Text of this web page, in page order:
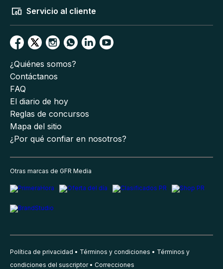
Servicio al cliente
¿Quiénes somos?
Contáctanos
FAQ
El diario de hoy
Reglas de concursos
Mapa del sitio
¿Por qué confiar en nosotros?
Otras marcas de GFR Media
Política de privacidad Términos y condiciones
Términos y
condiciones del suscriptor
Correcciones